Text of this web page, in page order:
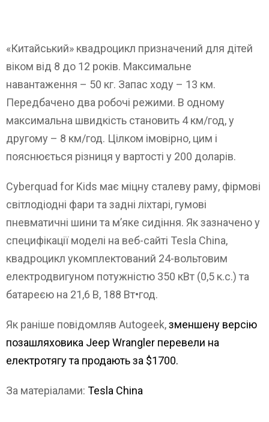
«Китайський» квадроцикл призначений для дітей
віком від 8 до 12 років. Максимальне
навантаження – 50 кг. Запас ходу – 13 км.
Передбачено два робочі режими. В одному
максимальна швидкість становить 4 км/год, у
другому – 8 км/год. Цілком імовірно, цим і
пояснюється різниця у вартості у 200 доларів.
Cyberquad for Kids має міцну сталеву раму, фірмові
світлодіодні фари та задні ліхтарі, гумові
пневматичні шини та м’яке сидіння. Як зазначено у
специфікації моделі на веб-сайті Tesla China,
квадроцикл укомплектований 24-вольтовим
електродвигуном потужністю 350 кВт (0,5 к.с.) та
батареєю на 21,6 В, 188 Вт•год.
Як раніше повідомляв Autogeek,зменшену версію
позашляховика Jeep Wrangler перевели на
електротягу та продають за $1700.
За матеріалами: Tesla China